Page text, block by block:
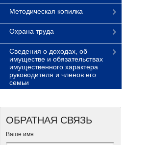
Методическая копилка
Охрана труда
Сведения о доходах, об
имуществе и обязательствах
имущественного характера
руководителя и членов его
семьи
ОБРАТНАЯ СВЯЗЬ
Ваше имя